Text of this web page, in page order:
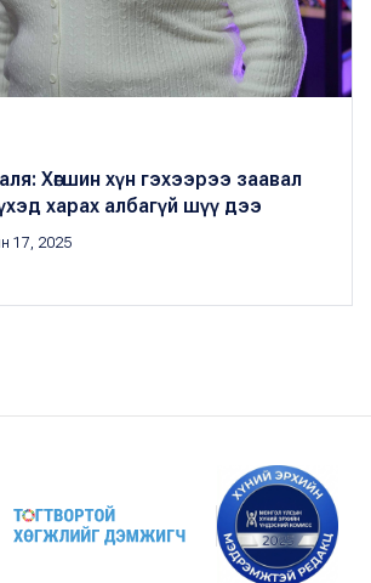
Хөгшин хүн гэхээрээ заавал
харах албагүй шүү дээ
17, 2025